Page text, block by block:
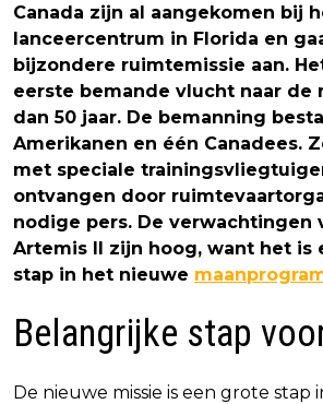
Canada zijn al aangekomen bij
lanceercentrum in Florida en
bijzondere ruimtemissie aan.
eerste bemande vlucht naar de
dan 50 jaar. De bemanning
Amerikanen en één Canadees.
met speciale
ontvangen door
nodige pers. De verwachtingen
Artemis II zijn hoog, want het is
stap in het nieuwe
Belangrijke stap
De nieuwe missie is een grote stap